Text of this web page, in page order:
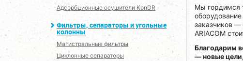
Адсорбционные осушители KonDR
Фильтры, сепараторы и угольные
колонны
Магистральные фильтры
Циклонные сепараторы
Мы гордимся
заказчиков —
ARIACOM
Благодарим
— новые